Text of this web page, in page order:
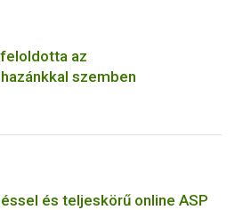
az
szemben
és teljeskörű online ASP